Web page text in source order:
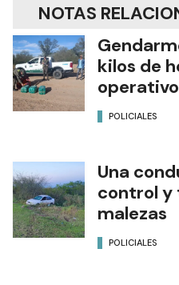
NOTAS
kilos de
POLICIALES
Una
control y
malezas
POLICIALES